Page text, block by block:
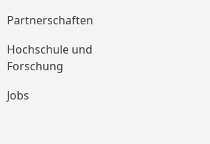
Partnerschaften
Hochschule und
Forschung
Jobs